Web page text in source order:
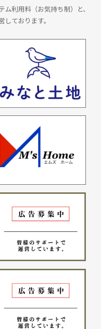
利用料（お気持ち制）と、
ております。